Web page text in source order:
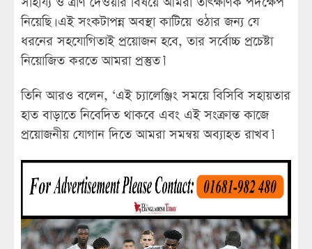
নিয়েছি। এই সংকটাপন্ন অবস্থা কাটিয়ে ওঠার জন্য যে
ধরনের সহযোগিতাই প্রয়োজন হবে, তার সর্বোচ্চ প্রচেষ্টা
নিয়োজিত করতে আমরা প্রস্তুত।’
তিনি আরও বলেন, ‘এই চ্যালেঞ্জিং সময়ে বিসিবি সহায়তার
হাত বাড়াতে নিবেদিত থাকবে এবং এই সংক্রান্ত কাজে
প্রয়োজনীয় যোগান দিতে আমরা সমন্বয় অব্যাহত রাখব।’